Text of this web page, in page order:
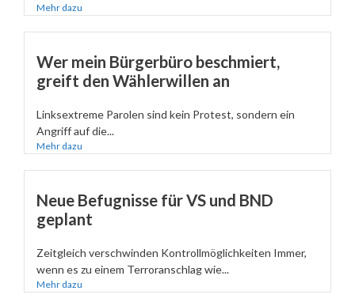
Mehr dazu
Wer mein Bürgerbüro beschmiert,
greift den Wählerwillen an
Linksextreme Parolen sind kein Protest, sondern ein
Angriff auf die...
Mehr dazu
Neue Befugnisse für VS und BND
geplant
Zeitgleich verschwinden Kontrollmöglichkeiten Immer,
wenn es zu einem Terroranschlag wie...
Mehr dazu